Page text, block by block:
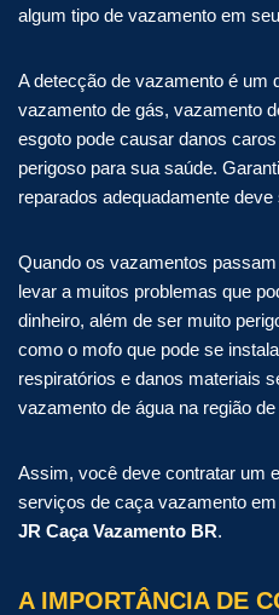
algum tipo de vazamento em
A detecção de vazamento é um
vazamento de gás, vazamento
esgoto pode causar danos
perigoso para sua saúde.
reparados adequadamente
Quando os vazamentos
levar a muitos problemas que
dinheiro, além de ser muito
como o mofo que pode se
respiratórios e danos materiais
vazamento de água na região
Assim, você deve contratar um
serviços de caça vazamento
JR Caça Vazamento BR.
A IMPORTÂNCIA DE